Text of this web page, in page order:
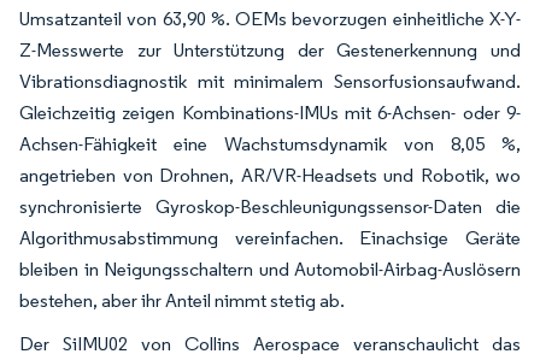
Umsatzanteil von 63,90 %. OEMs bevorzugen einheitliche X-Y-
Z-Messwerte zur Unterstützung der Gestenerkennung und
Vibrationsdiagnostik mit minimalem Sensorfusionsaufwand.
Gleichzeitig zeigen Kombinations-IMUs mit 6-Achsen- oder 9-
Achsen-Fähigkeit eine Wachstumsdynamik von 8,05 %,
angetrieben von Drohnen, AR/VR-Headsets und Robotik, wo
synchronisierte Gyroskop-Beschleunigungssensor-Daten die
Algorithmusabstimmung vereinfachen. Einachsige Geräte
bleiben in Neigungsschaltern und Automobil-Airbag-Auslösern
bestehen, aber ihr Anteil nimmt stetig ab.
Der SiIMU02 von Collins Aerospace veranschaulicht das